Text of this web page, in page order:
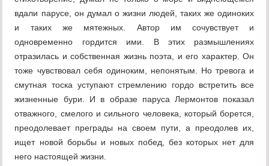
вдали парусе, он думал о жизни людей, таких же одиноких
и таких же мятежных. Автор им сочувствует и
одновременно гордится ими. В этих размышлениях
отразилась и собственная жизнь поэта, и его характер. Он
тоже чувствовал себя одиноким, непонятым. Но тревога и
смутная тоска уступают стремлению гордо встретить все
жизненные бури. И в образе паруса Лермонтов показал
отважного, смелого и сильного человека, который борется,
преодолевает преграды на своем пути, а преодолев их,
ищет новой борьбы и новых побед, без которых нет для
него настоящей жизни.